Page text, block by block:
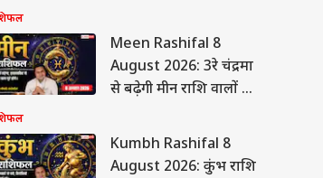
ज्योतिषाचार्य संजीत कुमार
मिश्रा से ऐसे घरों का रहस्य
और उपाय
Meen Rashifal 8
August 2026: 3रे चंद्रमा
से बढ़ेगी मीन राशि वालों की
जनसंपर्क से मिलेगी नई
पहचान
Kumbh Rashifal 8
August 2026: कुंभ राशि